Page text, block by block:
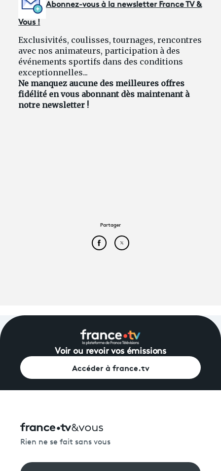
Abonnez-vous à la newsletter France TV &
Vous !
Exclusivités, coulisses, tournages, rencontres
avec nos animateurs, participation à des
événements sportifs dans des conditions
exceptionnelles...
Ne manquez aucune des meilleures offres
fidélité en vous abonnant dès maintenant à
notre newsletter !
Partager
Partager cet article sur
Partager cet article sur
Voir ou revoir vos émissions
Accéder à france.tv
Rien ne se fait sans vous